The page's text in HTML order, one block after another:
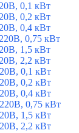
0,1 кВт
0,2 кВт
0,4 кВт
0,75 кВт
1,5 кВт
2,2 кВт
0,1 кВт
0,2 кВт
0,4 кВт
0,75 кВт
1,5 кВт
2,2 кВт